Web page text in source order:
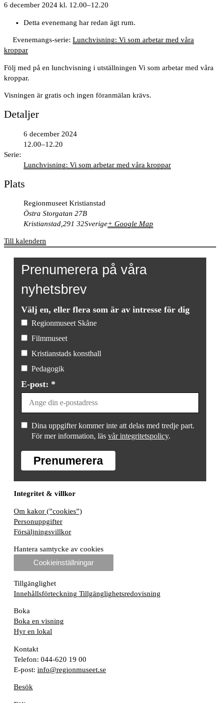
6 december 2024 kl. 12.00–12.20
Detta evenemang har redan ägt rum.
Evenemangs-serie: Lunchvisning: Vi som arbetar med våra
kroppar
Följ med på en lunchvisning i utställningen Vi som arbetar med våra
kroppar.
Visningen är gratis och ingen föranmälan krävs.
Detaljer
6 december 2024
12.00–12.20
Serie:
Lunchvisning: Vi som arbetar med våra kroppar
Plats
Regionmuseet Kristianstad
Östra Storgatan 27B
Kristianstad 291 32Sverige+ Google Map
Till kalendern
Prenumerera på våra
nyhetsbrev
Välj en, eller flera som är av intresse för dig
Regionmuseet Skåne
Filmmuseet
Kristianstads konsthall
Pedagogik
E-post: *
Dina uppgifter kommer inte att delas med tredje part.
För mer information, läs vår integritetspolicy.
Prenumerera
Integritet & villkor
Om kakor (”cookies”)
Personuppgifter
Försäljningsvillkor
Hantera samtycke av cookies
Cookieinställningar
Tillgänglighet
Innehållsförteckning Tillgänglighetsredovisning
Boka
Boka en visning
Hyr en lokal
Kontakt
Telefon: 044-620 19 00
E-post: info@regionmuseet.se
Besök